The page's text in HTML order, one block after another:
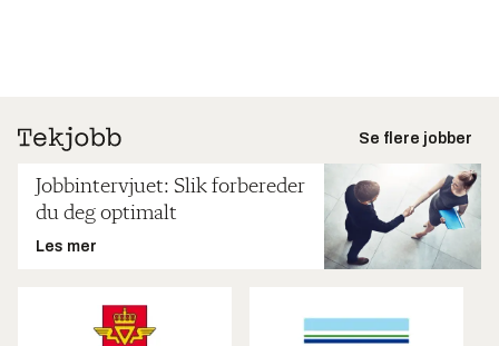
Se flere jobber
Jobbintervjuet: Slik forbereder
du deg optimalt
Les mer